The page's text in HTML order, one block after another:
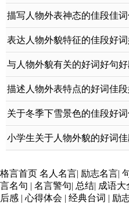
描写人物外表神态的佳段佳
表达人物外貌特征的佳段好
与人物外貌有关的好词好句
描述人物外表特点的好词佳
关于冬季下雪景色的佳段好词
小学生关于人物外貌的好词
格言首页 名人名言| 励志名言|
言名句 | 名言警句| 总结| 成语大
后感 | 心得体会 | 经典台词 | 励